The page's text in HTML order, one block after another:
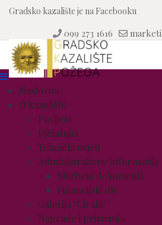
Gradsko kazalište je na Facebooku
099 273 1616
Naslovna
O kazalištu
Povijest
Djelatnici
Tehnički uvjeti
Administrativne informacije
Službeni dokumenti
Financijski dio
Galerija "Ciraki"
Nagrade i priznanja